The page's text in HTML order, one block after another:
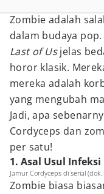
Zombie adalah
dalam budaya
Last of Usjelas
horor klasik.
mereka adalah
yang mengubah
Jadi, apa
Cordyceps dan
per satu!
1. Asal Usul Infeksi
Jamur Cordyceps di serial
Zombie biasa